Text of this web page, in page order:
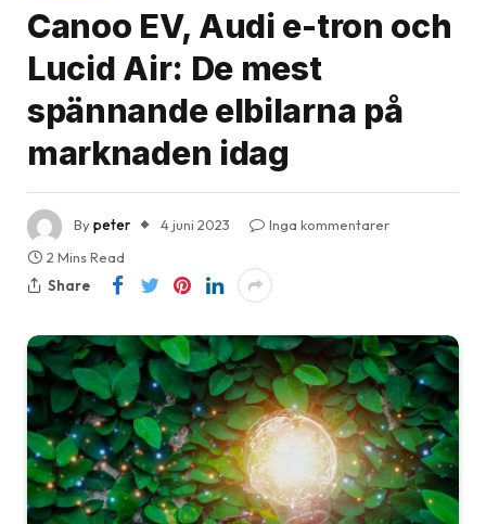
Canoo EV, Audi e-tron och
Lucid Air: De mest
spännande elbilarna på
marknaden idag
Bypeter 4 juni 2023
Inga kommentarer
2 Mins Read
Share